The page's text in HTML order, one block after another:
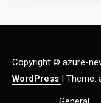
Copyright © azure-
WordPress | Theme: